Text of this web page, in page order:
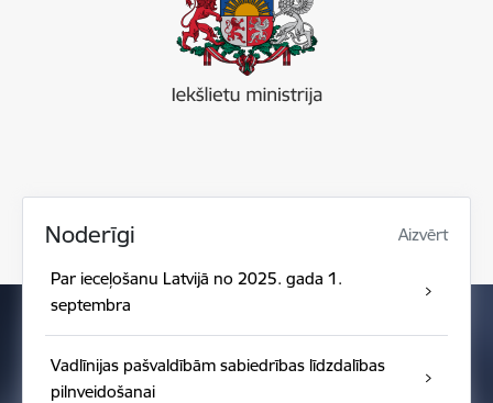
Noderīgi Aizvērt
Par ieceļošanu Latvijā no 2025. gada 1.
septembra
Vadlīnijas pašvaldībām sabiedrības līdzdalības
pilnveidošanai